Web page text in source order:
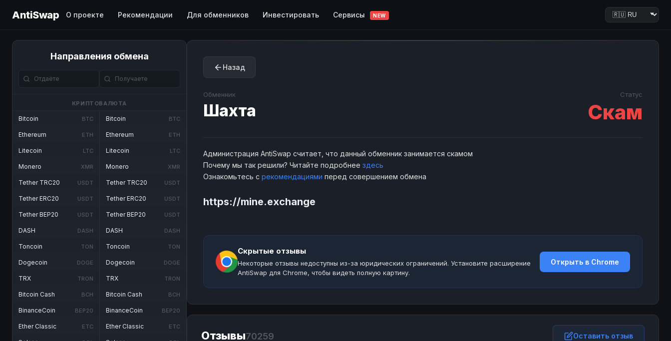
AntiSwap О проекте Рекомендации Для обменников Инвестировать Сервисы NEW
Направления обмена
КРИПТОВАЛЮТА
Bitcoin BTC
Ethereum ETH
Litecoin LTC
Monero XMR
Tether TRC20 USDT
Tether ERC20 USDT
Tether BEP20 USDT
DASH DASH
Toncoin TON
Dogecoin DOGE
TRX TRON
Bitcoin Cash BCH
BinanceCoin BEP20
Ether Classic ETC
Bitcoin BTC
Ethereum ETH
Litecoin LTC
Monero XMR
Tether TRC20 USDT
Tether ERC20 USDT
Tether BEP20 USDT
DASH DASH
Toncoin TON
Dogecoin DOGE
TRX TRON
Bitcoin Cash BCH
BinanceCoin BEP20
Ether Classic ETC
Назад
Обменник
Шахта
Статус
Скам
Администрация AntiSwap считает, что данный обменник занимается скамом
Почему мы так решили? Читайте подробнее здесь
Ознакомьтесь с рекомендациями перед совершением обмена
https://mine.exchange
Скрытые отзывы
Некоторые отзывы недоступны из-за юридических ограничений. Установите расширение
AntiSwap для Chrome, чтобы видеть полную картину.
Открыть в Chrome
Отзывы70259 Оставить отзыв